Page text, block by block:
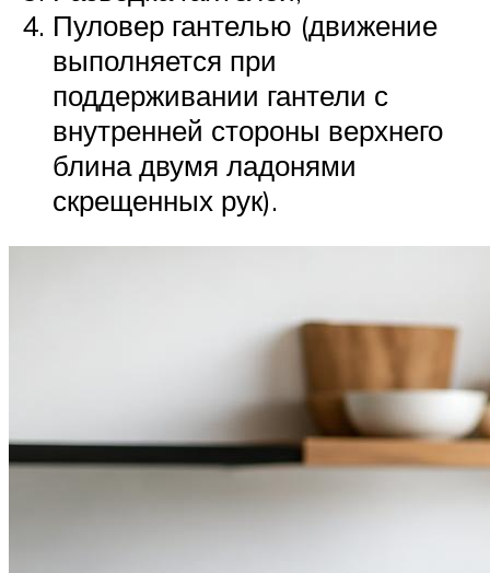
Пуловер гантелью (движение
выполняется при
поддерживании гантели с
внутренней стороны верхнего
блина двумя ладонями
скрещенных рук).